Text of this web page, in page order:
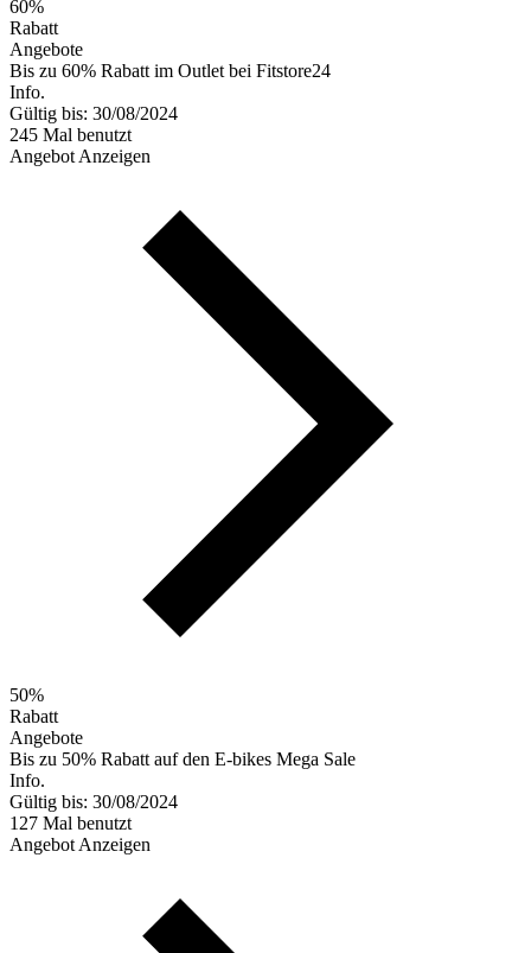
60%
Rabatt
Angebote
Bis zu 60% Rabatt im Outlet bei Fitstore24
Info.
Gültig bis: 30/08/2024
245 Mal benutzt
Angebot Anzeigen
50%
Rabatt
Angebote
Bis zu 50% Rabatt auf den E-bikes Mega Sale
Info.
Gültig bis: 30/08/2024
127 Mal benutzt
Angebot Anzeigen